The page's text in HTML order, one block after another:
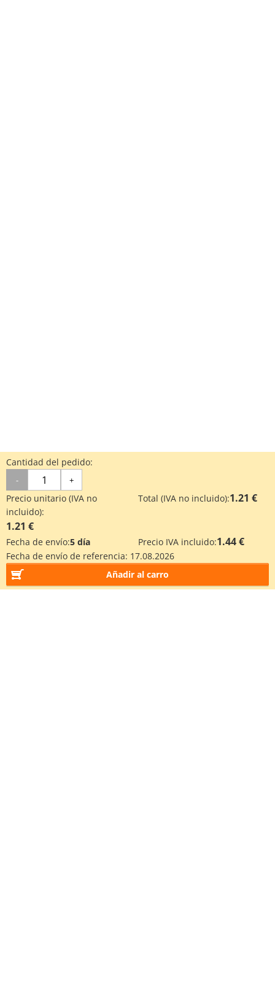
Cantidad del pedido:
- +
Precio unitario (IVA no
incluido):
1.21 €
Total (IVA no incluido):1.21 €
Fecha de envío:5 día Precio IVA incluido:1.44 €
Fecha de envío de referencia: 17.08.2026
Añadir al carro